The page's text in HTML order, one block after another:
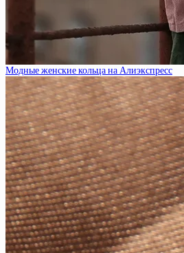
Модные женские кольца на Алиэкспресс